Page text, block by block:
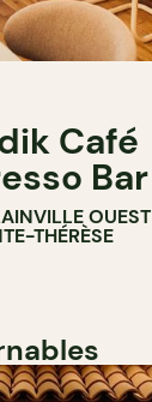
Café
Bar
OUEST
THÉRÈSE